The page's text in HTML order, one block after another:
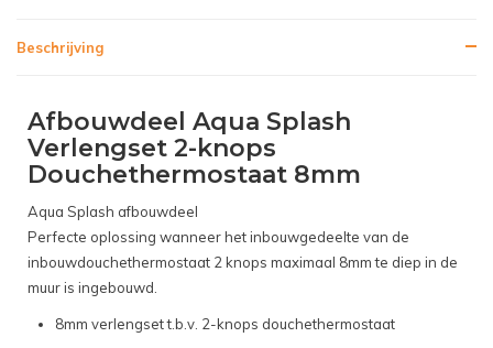
Beschrijving
Afbouwdeel Aqua Splash
Verlengset 2-knops
Douchethermostaat 8mm
Aqua Splash afbouwdeel
Perfecte oplossing wanneer het inbouwgedeelte van de
inbouwdouchethermostaat 2 knops maximaal 8mm te diep in de
muur is ingebouwd.
8mm verlengset t.b.v. 2-knops douchethermostaat